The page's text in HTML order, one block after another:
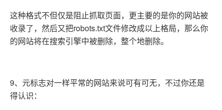
这种格式不但仅是阻止抓取页面，更主要的是你的网站被
收录了，然后又把robots.txt文件修改成以上格局，那么你
的网站将在搜索引擎中被删除，整个地删除。
9、元标志对一样平常的网站来说可有可无，不过你还是
得认识：